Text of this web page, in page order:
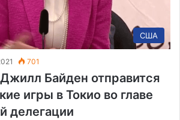
США
701
Байден отправится
игры в Токио во главе
делегации